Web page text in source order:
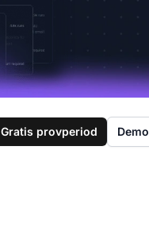
Gratis provperiod Demo